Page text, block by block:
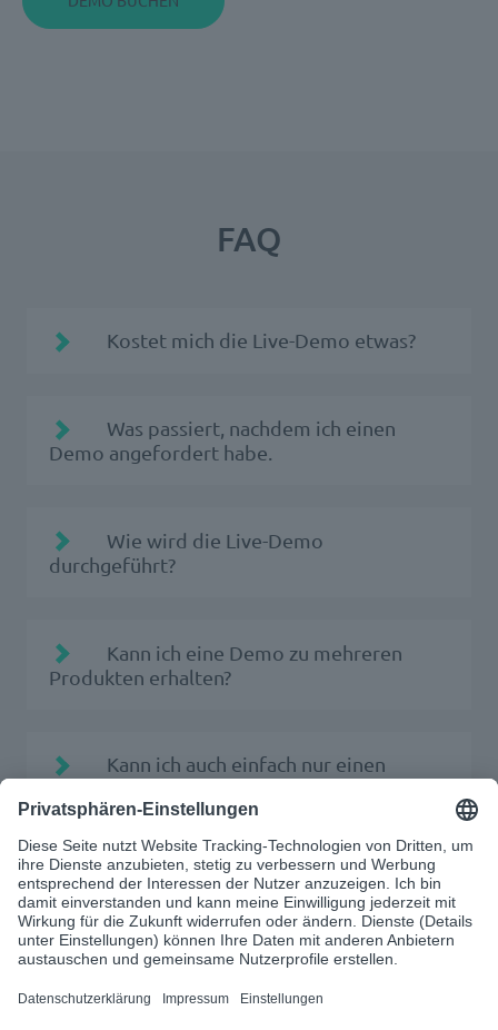
FAQ
Kostet mich die Live-Demo etwas?
d-
velop.de/datenschutz
Was passiert, nachdem ich einen
Demo angefordert habe.
Wie wird die Live-Demo
durchgeführt?
Kann ich eine Demo zu mehreren
Produkten erhalten?
Kann ich auch einfach nur einen
An wen kann ich mich wenden, falls
ich noch Fragen habe?
SDR@d-velop.de